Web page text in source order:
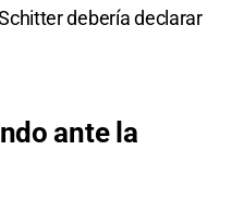
debería declarar
ante la